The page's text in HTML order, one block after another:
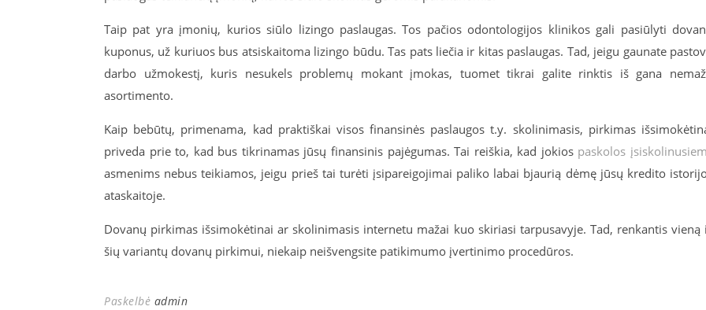
Taip pat yra įmonių, kurios siūlo lizingo paslaugas. Tos pačios odontologijos klinikos gali pasiūlyti
kuponus, už kuriuos bus atsiskaitoma lizingo būdu. Tas pats liečia ir kitas paslaugas. Tad, jeigu gaunate
darbo užmokestį, kuris nesukels problemų mokant įmokas, tuomet tikrai galite rinktis iš gana
asortimento.
Kaip bebūtų, primenama, kad praktiškai visos finansinės paslaugos t.y. skolinimasis, pirkimas
priveda prie to, kad bus tikrinamas jūsų finansinis pajėgumas. Tai reiškia, kad jokios paskolos
asmenims nebus teikiamos, jeigu prieš tai turėti įsipareigojimai paliko labai bjaurią dėmę jūsų kredito
ataskaitoje.
Dovanų pirkimas išsimokėtinai ar skolinimasis internetu mažai kuo skiriasi tarpusavyje. Tad, renkantis vieną
šių variantų dovanų pirkimui, niekaip neišvengsite patikimumo įvertinimo procedūros.
Paskelbė admin